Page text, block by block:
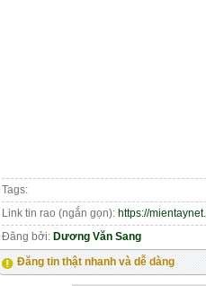
Tags:
Link tin rao (ngắn gọn): https://
Đăng bởi: Dương Văn Sang
Đăng tin thật nhanh và dễ dàng